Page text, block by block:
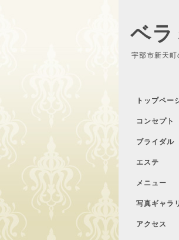
ベラ
宇部市新天町
トップペー
コンセプト
ブライダル
エステ
メニュー
写真ギャラ
アクセス